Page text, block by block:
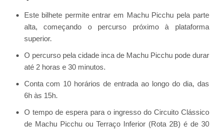
Este bilhete permite entrar em Machu Picchu pela parte
alta, começando o percurso próximo à plataforma
superior.
O percurso pela cidade inca de Machu Picchu pode durar
até 2 horas e 30 minutos.
Conta com 10 horários de entrada ao longo do dia, das
6h às 15h.
O tempo de espera para o ingresso do Circuito Clássico
de Machu Picchu ou Terraço Inferior (Rota 2B) é de 30